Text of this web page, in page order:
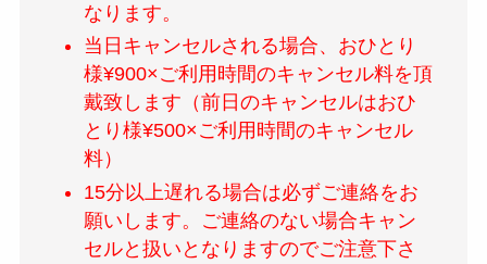
なります。
当日キャンセルされる場合、おひとり
様¥900×ご利用時間のキャンセル料を頂
戴致します（前日のキャンセルはおひ
とり様¥500×ご利用時間のキャンセル
料）
15分以上遅れる場合は必ずご連絡をお
願いします。ご連絡のない場合キャン
セルと扱いとなりますのでご注意下さ